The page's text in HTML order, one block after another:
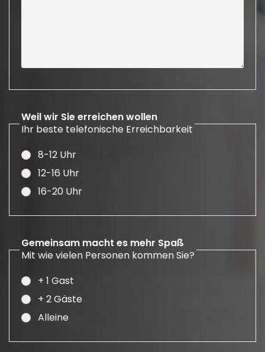
Weil wir Sie erreichen wollen
Ihr beste telefonische Erreichbarkeit
8-12 Uhr
12-16 Uhr
16-20 Uhr
Gemeinsam macht es mehr Spaß
Mit wie vielen Personen kommen Sie?
+ 1 Gast
+ 2 Gäste
Alleine